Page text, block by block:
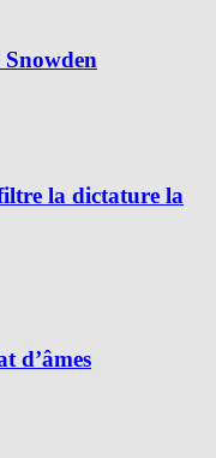
la dictature la
d’âmes